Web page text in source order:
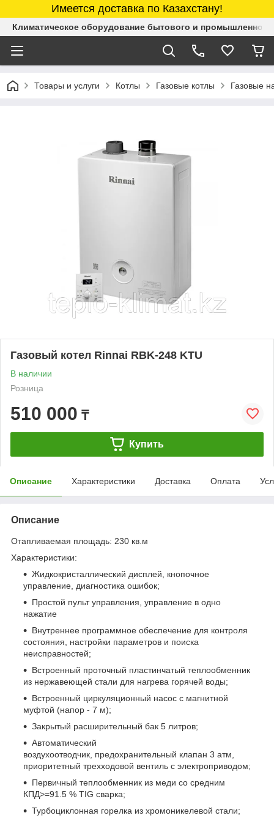
Имеется доставка по Казахстану!
Климатическое оборудование бытового и промышленного
Товары и услуги Котлы Газовые котлы Газовые
Газовый котел Rinnai RBK-248 KTU
В наличии
Розница
510 000 ₸
Купить
Описание Характеристики Доставка Оплата
Описание
Отапливаемая площадь: 230 кв.м
Характеристики:
Жидкокристаллический дисплей, кнопочное
управление, диагностика ошибок;
Простой пульт управления, управление в одно
нажатие
Внутреннее программное обеспечение для контроля
состояния, настройки параметров и поиска
неисправностей;
Встроенный проточный пластинчатый теплообменник
из нержавеющей стали для нагрева горячей воды;
Встроенный циркуляционный насос с магнитной
муфтой (напор - 7 м);
Закрытый расширительный бак 5 литров;
Автоматический
воздухоотводчик, предохранительный клапан 3 атм,
приоритетный трехходовой вентиль с электроприводом;
Первичный теплообменник из меди со средним
КПД>=91.5 % TIG сварка;
Турбоциклонная горелка из хромоникелевой стали;